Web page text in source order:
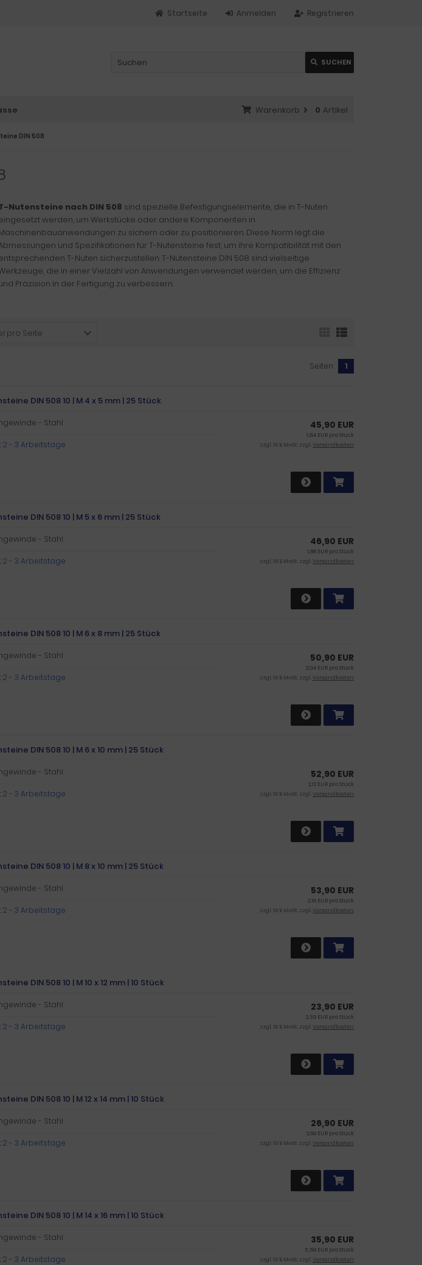
Registrieren
Anmelden
Startseite
SUCHEN
Warenkorb 0 Artikel
DIN 508
Nutensteine nach DIN 508 sind spezielle Befestigungselemente, die in T-Nuten
werden, um Werkstücke oder andere Komponenten in
zu sichern oder zu positionieren. Diese Norm legt die
und Spezifikationen für T-Nutensteine fest, um ihre Kompatibilität mit den
T-Nuten sicherzustellen. T-Nutensteine DIN 508 sind vielseitige
die in einer Vielzahl von Anwendungen verwendet werden, um die Effizienz
Präzision in der Fertigung zu verbessern.
pro Seite
Seiten: 1
DIN 508 10 | M 4 x 5 mm | 25 Stück
- Stahl
2 - 3 Arbeitstage
45,90 EUR
1,84 EUR pro Stück
zzgl. 19 % MwSt. zzgl.Versandkosten
DIN 508 10 | M 5 x 6 mm | 25 Stück
- Stahl
2 - 3 Arbeitstage
46,90 EUR
1,88 EUR pro Stück
zzgl. 19 % MwSt. zzgl.Versandkosten
DIN 508 10 | M 6 x 8 mm | 25 Stück
- Stahl
2 - 3 Arbeitstage
50,90 EUR
2,04 EUR pro Stück
zzgl. 19 % MwSt. zzgl.Versandkosten
DIN 508 10 | M 6 x 10 mm | 25 Stück
- Stahl
2 - 3 Arbeitstage
52,90 EUR
2,12 EUR pro Stück
zzgl. 19 % MwSt. zzgl.Versandkosten
DIN 508 10 | M 8 x 10 mm | 25 Stück
- Stahl
2 - 3 Arbeitstage
53,90 EUR
2,16 EUR pro Stück
zzgl. 19 % MwSt. zzgl.Versandkosten
DIN 508 10 | M 10 x 12 mm | 10 Stück
- Stahl
2 - 3 Arbeitstage
23,90 EUR
2,39 EUR pro Stück
zzgl. 19 % MwSt. zzgl.Versandkosten
DIN 508 10 | M 12 x 14 mm | 10 Stück
- Stahl
2 - 3 Arbeitstage
26,90 EUR
2,69 EUR pro Stück
zzgl. 19 % MwSt. zzgl.Versandkosten
DIN 508 10 | M 14 x 16 mm | 10 Stück
- Stahl
2 - 3 Arbeitstage
35,90 EUR
3,59 EUR pro Stück
zzgl. 19 % MwSt. zzgl.Versandkosten